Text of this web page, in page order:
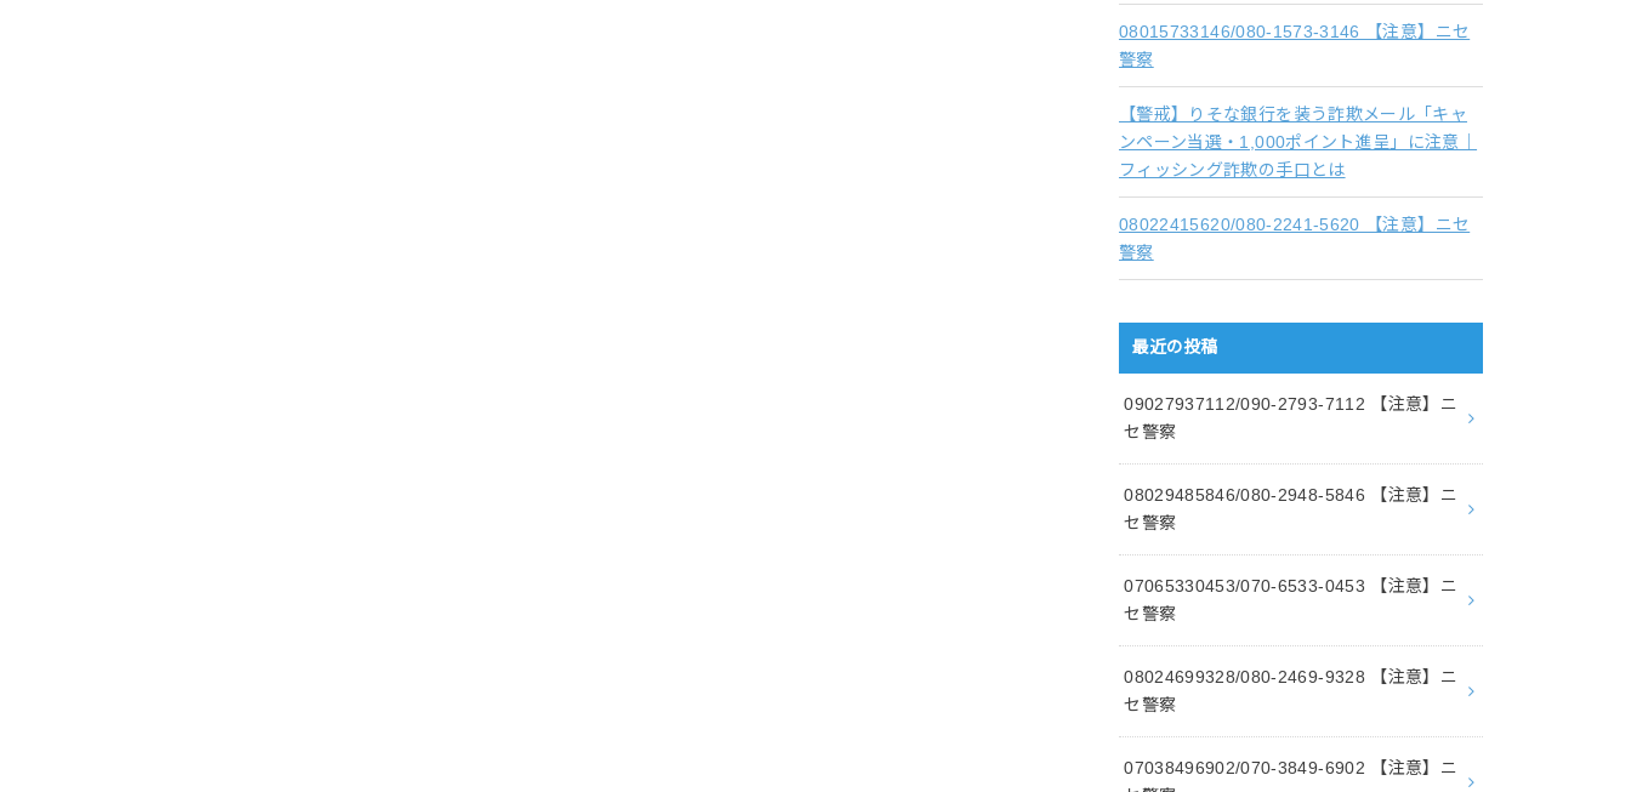
08015733146/080-1573-3146 【注意】ニセ
警察
【警戒】りそな銀行を装う詐欺メール「キャ
ンペーン当選・1,000ポイント進呈」に注意｜
フィッシング詐欺の手口とは
08022415620/080-2241-5620 【注意】ニセ
警察
最近の投稿
09027937112/090-2793-7112 【注意】ニ
セ警察
08029485846/080-2948-5846 【注意】ニ
セ警察
07065330453/070-6533-0453 【注意】ニ
セ警察
08024699328/080-2469-9328 【注意】ニ
セ警察
07038496902/070-3849-6902 【注意】ニ